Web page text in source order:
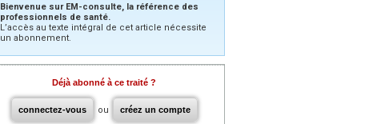
Bienvenue sur EM-consulte, la référence des
professionnels de santé.
L’accès au texte intégral de cet article nécessite
un abonnement.
Déjà abonné à ce traité ?
connectez-vous ou créez un compte